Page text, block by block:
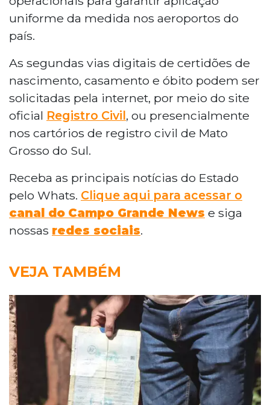
uniforme da medida nos aeroportos do
país.
As segundas vias digitais de certidões de
nascimento, casamento e óbito podem ser
solicitadas pela internet, por meio do site
oficial Registro Civil, ou presencialmente
nos cartórios de registro civil de Mato
Grosso do Sul.
Receba as principais notícias do Estado
pelo Whats. Clique aqui para acessar o
canal do Campo Grande News e siga
nossas redes sociais.
VEJA TAMBÉM